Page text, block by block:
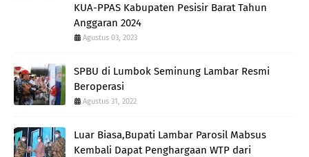
KUA-PPAS Kabupaten Pesisir Barat Tahun
Anggaran 2024
Agustus 03, 2023
SPBU di Lumbok Seminung Lambar Resmi
Beroperasi
Agustus 31, 2022
Luar Biasa,Bupati Lambar Parosil Mabsus
Kembali Dapat Penghargaan WTP dari